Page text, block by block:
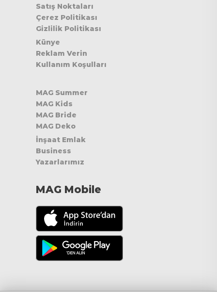
Satış Noktaları
Çerez Politikası
Gizlilik Politikası
Künye
Reklam Verin
Kullanım Koşulları
MAG Summer
MAG Kids
MAG Bride
MAG Deko
İnşaat Emlak
Business
Yazarlarımız
MAG Mobile